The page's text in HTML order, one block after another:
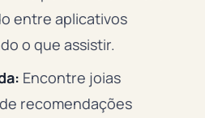
entre aplicativos
o que assistir.
Encontre joias
recomendações